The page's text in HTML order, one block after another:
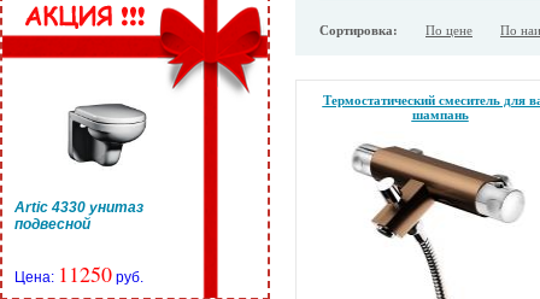
Artic 4330 унитаз
подвесной
Цена: 11250 руб.
Сортировка: По цене По
Термостатический смеситель для
шампань